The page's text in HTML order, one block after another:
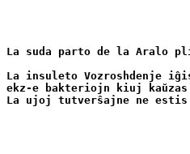
La suda parto de la Aralo
La insuleto Vozroshdenje
ekz-e bakteriojn kiuj
La ujoj tutverŝajne ne